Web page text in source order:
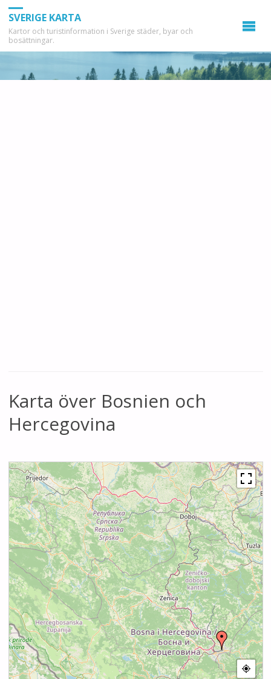
SVERIGE KARTA
Kartor och turistinformation i Sverige städer, byar och
bosättningar.
Karta över Bosnien och
Hercegovina